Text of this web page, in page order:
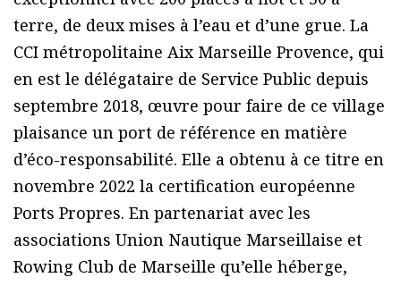
terre, de deux mises à l’eau et d’une grue. La
CCI métropolitaine Aix Marseille Provence, qui
en est le délégataire de Service Public depuis
septembre 2018, œuvre pour faire de ce village
plaisance un port de référence en matière
d’éco-responsabilité. Elle a obtenu à ce titre en
novembre 2022 la certification européenne
Ports Propres. En partenariat avec les
associations Union Nautique Marseillaise et
Rowing Club de Marseille qu’elle héberge,